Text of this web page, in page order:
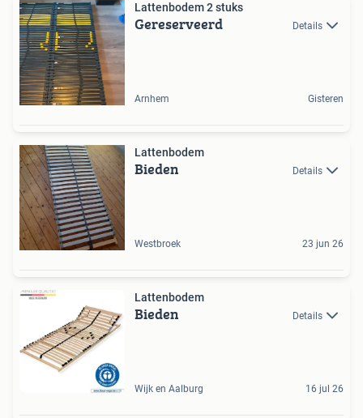
Lattenbodem 2 stuks
Gereserveerd Details
Arnhem Gisteren
Lattenbodem
Bieden Details
Westbroek 23 jun 26
Lattenbodem
Bieden Details
Wijk en Aalburg 16 jul 26